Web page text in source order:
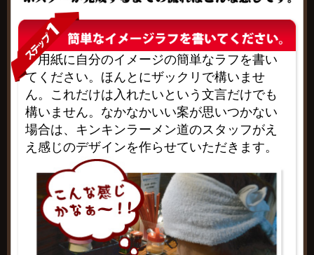
用紙に自分のイメージの簡単なラフを書い
てください。ほんとにザックリで構いませ
ん。これだけは入れたいという文言だけでも
構いません。なかなかいい案が思いつかない
場合は、キンキンラーメン道のスタッフがえ
え感じのデザインを作らせていただきます。